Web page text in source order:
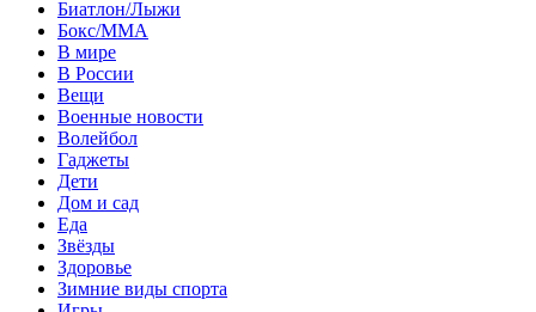
Биатлон/Лыжи
Бокс/MMA
В мире
В России
Вещи
Военные новости
Волейбол
Гаджеты
Дети
Дом и сад
Еда
Звёзды
Здоровье
Зимние виды спорта